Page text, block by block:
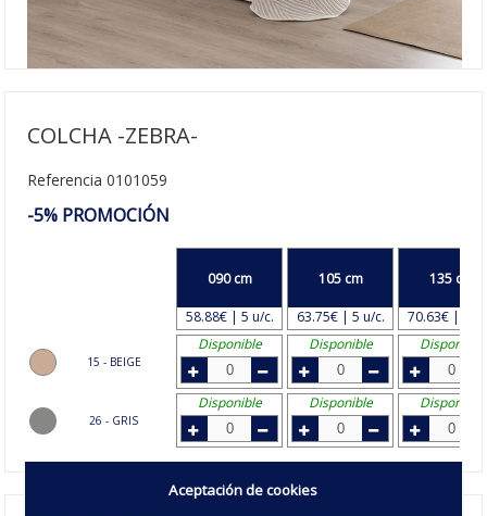
COLCHA -ZEBRA-
Referencia 0101059
-5% PROMOCIÓN
15 - BEIGE
26 - GRIS
090 cm
58.88€ | 5 u/c.
105 cm
63.75€ | 5 u/c.
135 cm
70.63€ | 4
Disponible
Disponible Disponible
Disponible Disponible Disponible
Aceptación de cookies